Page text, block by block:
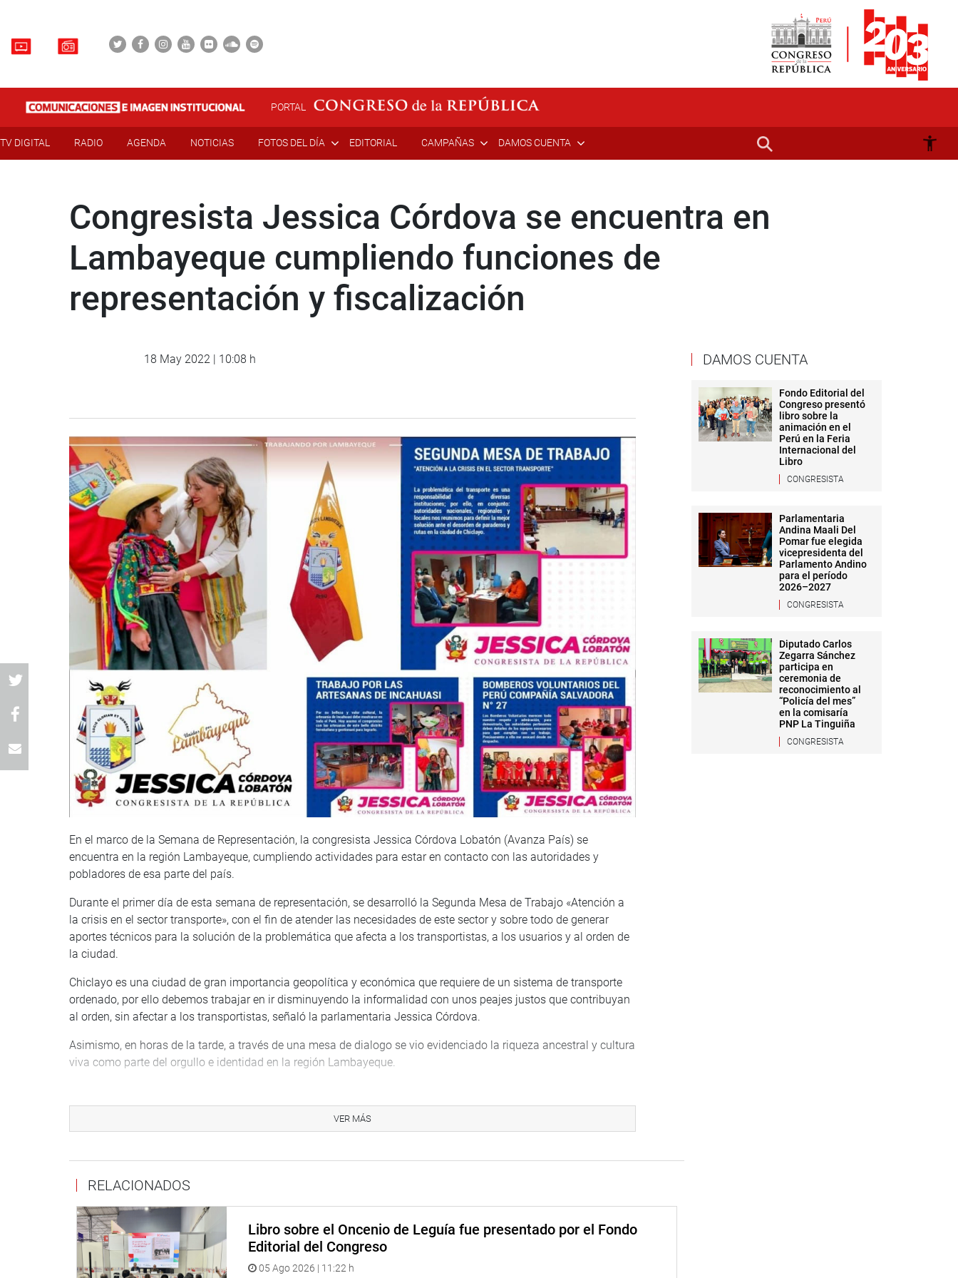
PORTAL
TV DIGITAL RADIO AGENDA NOTICIAS FOTOS DEL DÍA EDITORIAL CAMPAÑAS DAMOS CUENTA
Congresista Jessica Córdova se encuentra en
Lambayeque cumpliendo funciones de
representación y fiscalización
18 May 2022 | 10:08 h
En el marco de la Semana de Representación, la congresista Jessica Córdova Lobatón (Avanza País) se
encuentra en la región Lambayeque, cumpliendo actividades para estar en contacto con las autoridades y
pobladores de esa parte del país.
Durante el primer día de esta semana de representación, se desarrolló la Segunda Mesa de Trabajo «Atención a
la crisis en el sector transporte», con el fin de atender las necesidades de este sector y sobre todo de generar
aportes técnicos para la solución de la problemática que afecta a los transportistas, a los usuarios y al orden de
la ciudad.
Chiclayo es una ciudad de gran importancia geopolítica y económica que requiere de un sistema de transporte
ordenado, por ello debemos trabajar en ir disminuyendo la informalidad con unos peajes justos que contribuyan
al orden, sin afectar a los transportistas, señaló la parlamentaria Jessica Córdova.
Asimismo, en horas de la tarde, a través de una mesa de dialogo se vio evidenciado la riqueza ancestral y cultura
viva como parte del orgullo e identidad en la región Lambayeque.
belleza; por ello, desde mi despacho trabajaré para que estas artesanías sean exhibidas en ferias nacionales
para incentivar a nuestras artesanas y artesanos a seguir construyendo cultura”, afirmó la congresista Jessica
Cuerpo General de Bomberos Voluntarios del Perú – Compañía Salvadora Chiclayo N.º 27, con el Brigadier CBP
Sebastián Gonzales Ojeda, jefe Departamental de la II Comandancia Departamental de Lambayeque, a fin de
tratar sobre la falta de operatividad del camión de la Compañía de Bomberos para seguir brindando los servicios
a la población chiclayana.
VER MÁS
RELACIONADOS
Libro sobre el Oncenio de Leguía fue presentado por el Fondo
Editorial del Congreso
05 Ago 2026 | 11:22 h
DAMOS CUENTA
Fondo Editorial del
Congreso presentó
libro sobre la
animación en el
Perú en la Feria
Internacional del
Libro
CONGRESISTA
Parlamentaria
Andina Maali Del
Pomar fue elegida
vicepresidenta del
Parlamento Andino
para el período
2026–2027
CONGRESISTA
Diputado Carlos
Zegarra Sánchez
participa en
ceremonia de
reconocimiento al
“Policía del mes”
en la comisaría
PNP La Tinguiña
CONGRESISTA